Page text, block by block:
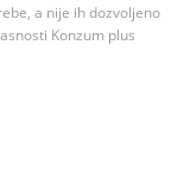
a nije ih dozvoljeno
Konzum plus